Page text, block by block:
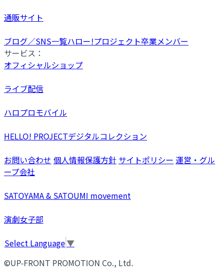
通販サイト
ブログ／SNS一覧ハロー!プロジェクト卒業メンバー
サービス：
オフィシャルショップ
ライブ配信
ハロプロモバイル
HELLO! PROJECTデジタルコレクション
お問い合わせ 個人情報保護方針 サイトポリシー 運営・グル
ープ会社
SATOYAMA & SATOUMI movement
演劇女子部
Select Language▼
©UP-FRONT PROMOTION Co., Ltd.